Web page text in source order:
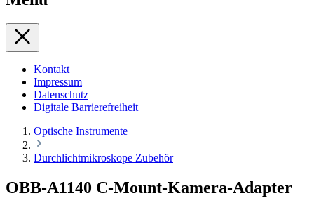
Kontakt
Impressum
Datenschutz
Digitale Barrierefreiheit
Optische Instrumente
Durchlichtmikroskope Zubehör
OBB-A1140 C-Mount-Kamera-Adapter